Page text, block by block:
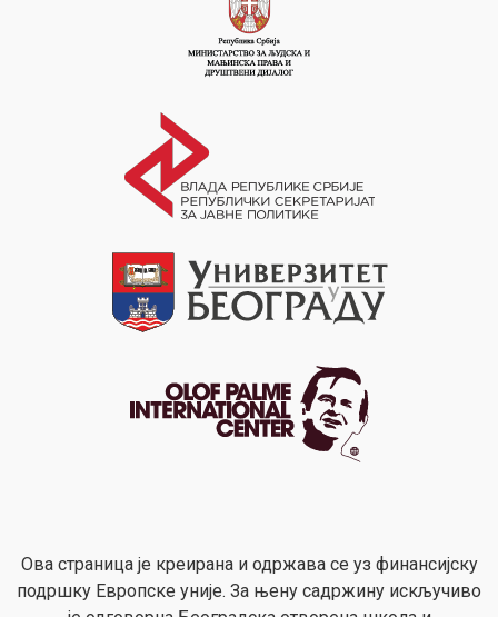
Ова страница је креирана и одржава се уз финансијску
подршку Европске уније. За њену садржину искључиво